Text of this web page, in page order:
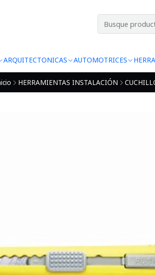
ARQUITECTONICAS AUTOMOTRICES
HERRAMIENTAS INSTALACIÓN